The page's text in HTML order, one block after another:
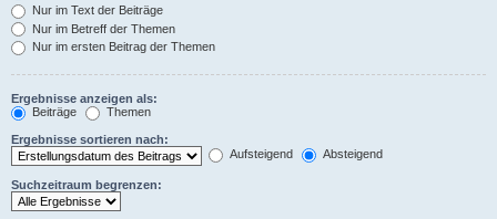
Nur im Text der Beiträge
Nur im Betreff der Themen
Nur im ersten Beitrag der Themen
Ergebnisse anzeigen als:
Beiträge
Themen
Ergebnisse sortieren nach:
Aufsteigend
Absteigend
Suchzeitraum begrenzen: